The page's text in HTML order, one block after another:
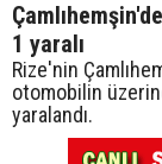
1 yaralı
Rize'nin
otomobilin
yaralandı.